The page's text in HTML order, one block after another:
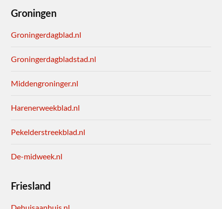
Groningen
Groningerdagblad.nl
Groningerdagbladstad.nl
Middengroninger.nl
Harenerweekblad.nl
Pekelderstreekblad.nl
De-midweek.nl
Friesland